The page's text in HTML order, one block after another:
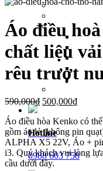
Hotline
0988 603 758
Áo điều
chất liệu
rêu trượt
590,000₫ 500,000₫
Áo điều hòa Kenko có
gồm áo lẻ (không pin
ALPHA X5 22V, Áo +
i3. Quý khách vui lòng
cầu dưới đây.